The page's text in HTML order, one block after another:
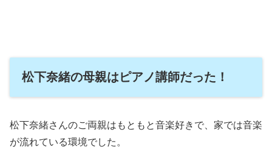
松下奈緒の母親はピアノ講師だった！
松下奈緒さんのご両親はもともと音楽好きで、家では音楽
が流れている環境でした。